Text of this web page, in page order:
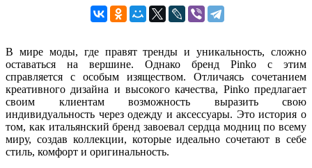
В мире моды, где правят тренды и уникальность, сложно
оставаться на вершине. Однако бренд Pinko с этим
справляется с особым изяществом. Отличаясь сочетанием
креативного дизайна и высокого качества, Pinko предлагает
своим клиентам возможность выразить свою
индивидуальность через одежду и аксессуары. Это история о
том, как итальянский бренд завоевал сердца модниц по всему
миру, создав коллекции, которые идеально сочетают в себе
стиль, комфорт и оригинальность.